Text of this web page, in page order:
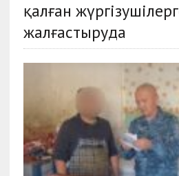
қалған
жалғастыруда